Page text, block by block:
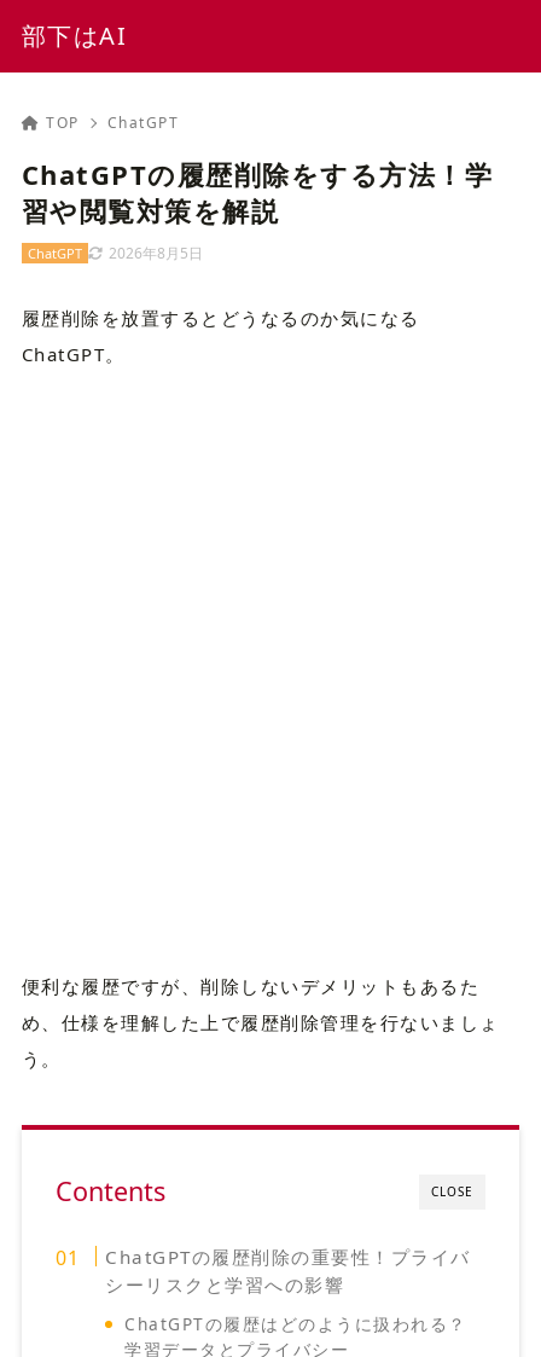
部下はAI
TOP ChatGPT
ChatGPTの履歴削除をする方法！学
習や閲覧対策を解説
2026年8月5日
ChatGPT
履歴削除を放置するとどうなるのか気になる
ChatGPT。
便利な履歴ですが、削除しないデメリットもあるた
め、仕様を理解した上で履歴削除管理を行ないましょ
う。
CLOSE
Contents
ChatGPTの履歴削除の重要性！プライバ
シーリスクと学習への影響
ChatGPTの履歴はどのように扱われる？
学習データとプライバシー